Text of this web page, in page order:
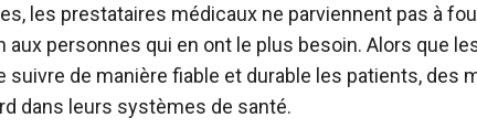
les prestataires médicaux ne parviennent pas à
aux personnes qui en ont le plus besoin. Alors que
suivre de manière fiable et durable les patients, des
dans leurs systèmes de santé.